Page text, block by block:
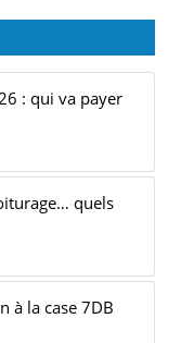
: qui va payer
quels
à la case 7DB